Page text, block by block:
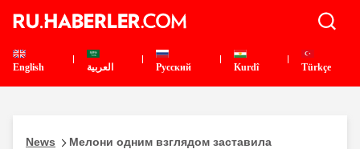
English العربية Pусский Kurdî Türkçe
News
Мелони одним взглядом заставила